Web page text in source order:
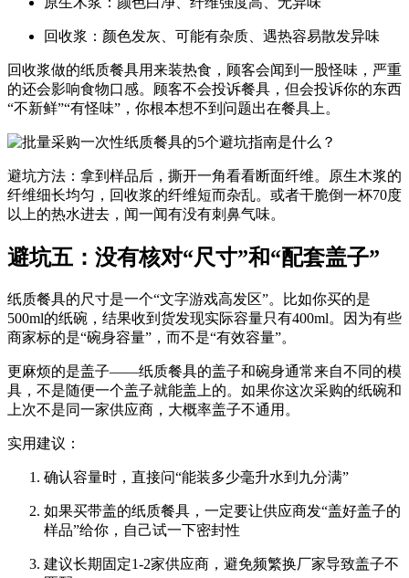
回收浆：颜色发灰、可能有杂质、遇热容易散发异味
回收浆做的纸质餐具用来装热食，顾客会闻到一股怪味，严重
的还会影响食物口感。
顾客不会投诉餐具，但会投诉你的东西
“不新鲜”“有怪味” ，你根本想不到问题出在餐具上。
避坑方法 ：拿到样品后，撕开一角看看断面纤维。原生木浆的
纤维细长均匀，回收浆的纤维短而杂乱。或者干脆倒一杯70度
以上的热水进去，闻一闻有没有刺鼻气味。
避坑五：没有核对“尺寸”和“配套盖子”
纸质餐具的尺寸是一个“文字游戏高发区”。比如你买的是
500ml的纸碗，结果收到货发现实际容量只有400ml。因为有些
商家标的是“碗身容量”，而不是“有效容量”。
更麻烦的是盖子——纸质餐具的盖子和碗身通常来自不同的模
具，不是随便一个盖子就能盖上的。如果你这次采购的纸碗和
上次不是同一家供应商，大概率盖子不通用。
实用建议 ：
确认容量时，直接问“能装多少毫升水到九分满”
如果买带盖的纸质餐具，一定要让供应商发“盖好盖子的
样品”给你，自己试一下密封性
建议长期固定1-2家供应商，避免频繁换厂家导致盖子不